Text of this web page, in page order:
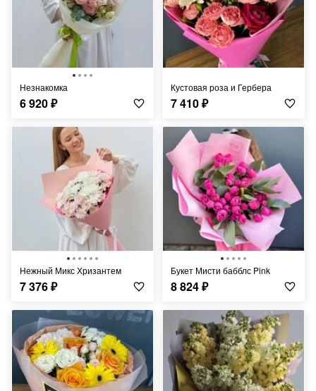
Незнакомка
6 920₽
Кустовая роза и Гербера
7 410₽
Нежный Микс Хризантем
7 376₽
Букет Мисти бабблс Pink
8 824₽